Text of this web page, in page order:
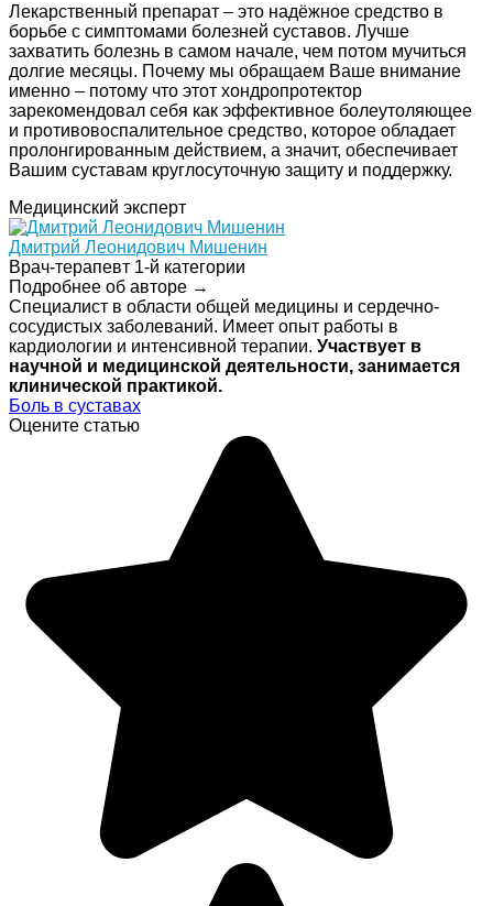
Лекарственный препарат – это надёжное средство в
борьбе с симптомами болезней суставов. Лучше
захватить болезнь в самом начале, чем потом мучиться
долгие месяцы. Почему мы обращаем Ваше внимание
именно – потому что этот хондропротектор
зарекомендовал себя как эффективное болеутоляющее
и противовоспалительное средство, которое обладает
пролонгированным действием, а значит, обеспечивает
Вашим суставам круглосуточную защиту и поддержку.
Медицинский эксперт
Дмитрий Леонидович Мишенин
Врач-терапевт 1-й категории
Подробнее об авторе →
Специалист в области общей медицины и сердечно-
сосудистых заболеваний. Имеет опыт работы в
кардиологии и интенсивной терапии. Участвует в
научной и медицинской деятельности, занимается
клинической практикой.
Боль в суставах
Оцените статью